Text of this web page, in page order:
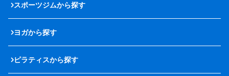
スポーツジムから探す
ヨガから探す
ピラティスから探す